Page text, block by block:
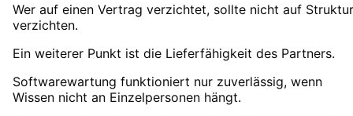
Wer auf einen Vertrag verzichtet, sollte nicht auf Struktur
verzichten.
Ein weiterer Punkt ist die Lieferfähigkeit des Partners.
Softwarewartung funktioniert nur zuverlässig, wenn
Wissen nicht an Einzelpersonen hängt.